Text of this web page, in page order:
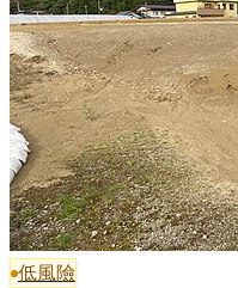
低風險